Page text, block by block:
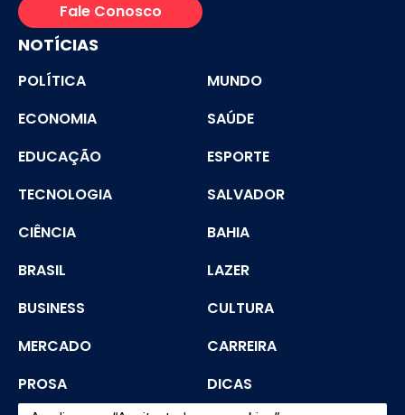
Fale Conosco
NOTÍCIAS
POLÍTICA
MUNDO
ECONOMIA
SAÚDE
EDUCAÇÃO
ESPORTE
TECNOLOGIA
SALVADOR
CIÊNCIA
BAHIA
BRASIL
LAZER
BUSINESS
CULTURA
MERCADO
CARREIRA
PROSA
DICAS